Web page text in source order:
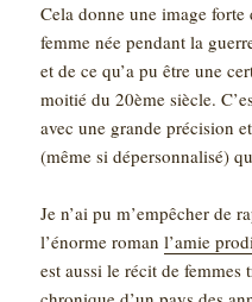
Cela donne une image forte
femme née pendant la
et de ce qu’a pu être une
moitié du 20ème siècle.
avec une grande précision
(même si dépersonnalisé)
Je n’ai pu m’empêcher de
l’énorme romanl’amie
est aussi le récit de femmes